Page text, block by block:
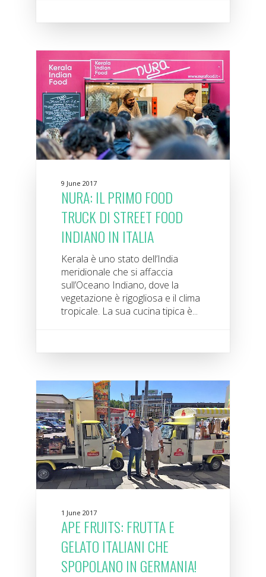
9 June 2017
NURA: IL PRIMO FOOD
TRUCK DI STREET FOOD
INDIANO IN ITALIA
Kerala è uno stato dell’India
meridionale che si affaccia
sull’Oceano Indiano, dove la
vegetazione è rigogliosa e il clima
tropicale. La sua cucina tipica è...
1 June 2017
APE FRUITS: FRUTTA E
GELATO ITALIANI CHE
SPOPOLANO IN GERMANIA!